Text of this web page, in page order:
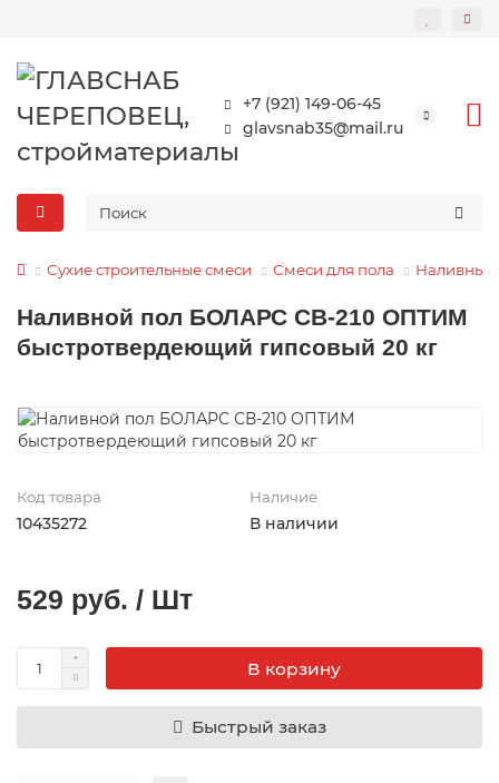
+7 (921) 149-06-45
glavsnab35@mail.ru
Сухие строительные смеси Смеси для пола Наливные
Наливной пол БОЛАРС СВ-210 ОПТИМ
быстротвердеющий гипсовый 20 кг
Код товара
10435272
Наличие
В наличии
529 руб. / Шт
В корзину
Быстрый заказ